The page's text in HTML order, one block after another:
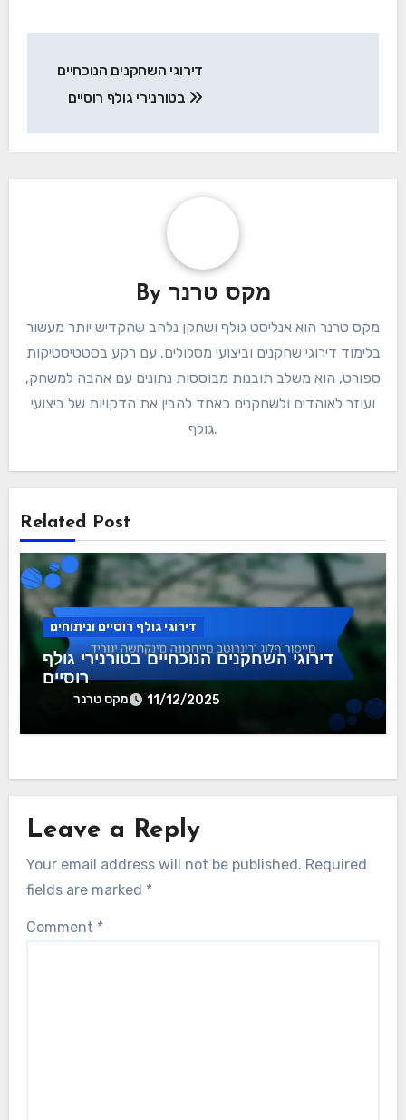
navigation
דירוגי השחקנים הנוכחיים
By מקס טרנר
מקס טרנר הוא אנליסט גולף ושחקן נלהב שהקדיש יותר מעשור
בלימוד דירוגי שחקנים וביצועי מסלולים. עם רקע בסטטיסטיקות
ספורט, הוא משלב תובנות מבוססות נתונים עם אהבה למשחק,
ועוזר לאוהדים ולשחקנים כאחד להבין את הדקויות של ביצועי
גולף.
Related Post
דירוגי גולף רוסיים וניתוחים
דירוגי השחקנים הנוכחיים בטורנירי גולף
רוסיים
מקס טרנר 11/12/2025
Leave a Reply
Your email address will not be published. Required
fields are marked *
Comment *